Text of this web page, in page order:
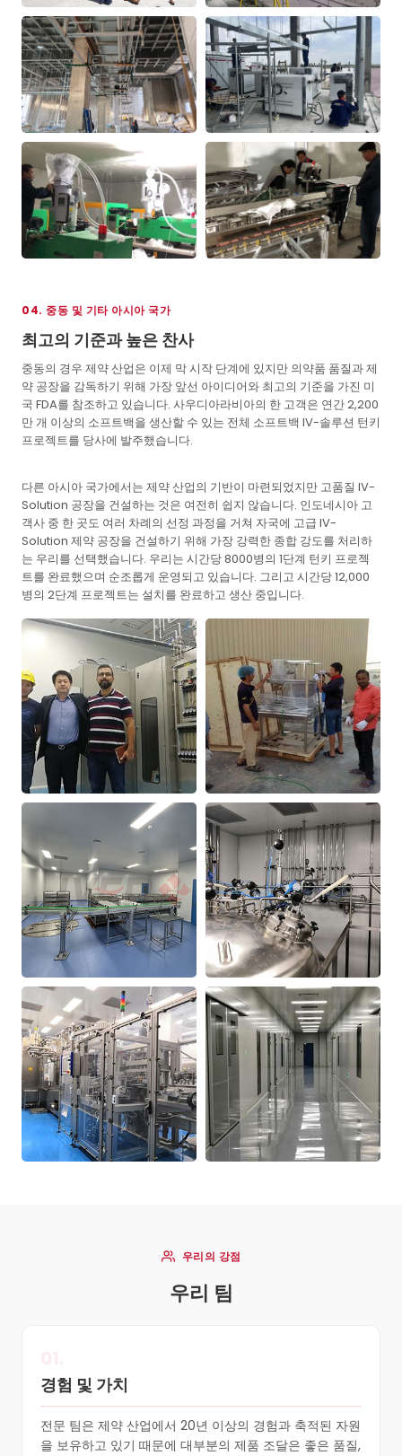
04. 중동 및 기타 아시아 국가
최고의 기준과 높은 찬사
중동의 경우 제약 산업은 이제 막 시작 단계에 있지만 의약품 품질과 제
약 공장을 감독하기 위해 가장 앞선 아이디어와 최고의 기준을 가진 미
국 FDA를 참조하고 있습니다. 사우디아라비아의 한 고객은 연간 2,200
만 개 이상의 소프트백을 생산할 수 있는 전체 소프트백 IV-솔루션 턴키
프로젝트를 당사에 발주했습니다.
다른 아시아 국가에서는 제약 산업의 기반이 마련되었지만 고품질 IV-
Solution 공장을 건설하는 것은 여전히 쉽지 않습니다. 인도네시아 고
객사 중 한 곳도 여러 차례의 선정 과정을 거쳐 자국에 고급 IV-
Solution 제약 공장을 건설하기 위해 가장 강력한 종합 강도를 처리하
는 우리를 선택했습니다. 우리는 시간당 8000병의 1단계 턴키 프로젝
트를 완료했으며 순조롭게 운영되고 있습니다. 그리고 시간당 12,000
병의 2단계 프로젝트는 설치를 완료하고 생산 중입니다.
우리의 강점
우리 팀
경험 및 가치
전문 팀은 제약 산업에서 20년 이상의 경험과 축적된 자원
을 보유하고 있기 때문에 대부분의 제품 조달은 좋은 품질,